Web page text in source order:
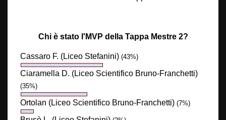
Chi è stato l'MVP della Tappa Mestre 2?
Cassaro F. (Liceo Stefanini) (43%)
Ciaramella D. (Liceo Scientifico Bruno-Franchetti)
(35%)
Ortolan (Liceo Scientifico Bruno-Franchetti) (7%)